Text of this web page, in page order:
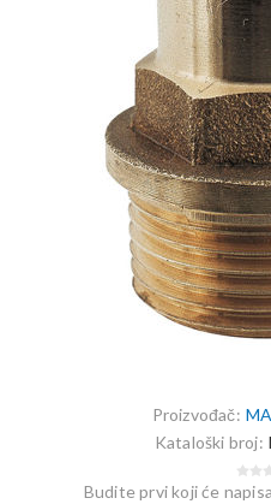
Proizvođač:
Kataloški broj:
Budite prvi koji će